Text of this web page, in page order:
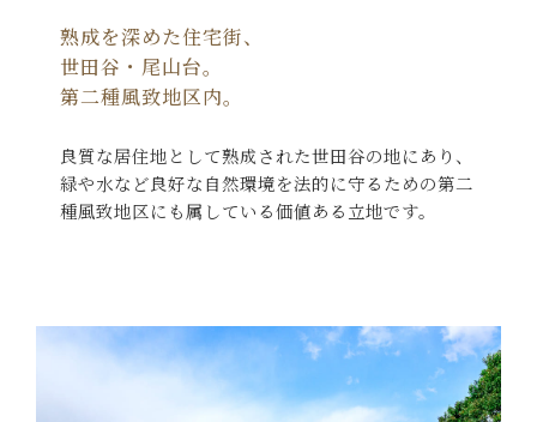
熟成を深めた住宅街、
世田谷・尾山台。
第二種風致地区内。
良質な居住地として熟成された世田谷の地にあり、
緑や水など良好な自然環境を法的に守るための第二
種風致地区にも属している価値ある立地です。